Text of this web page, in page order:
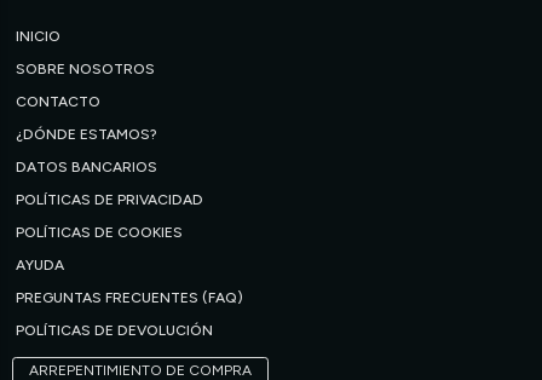
INICIO
SOBRE NOSOTROS
CONTACTO
¿DÓNDE ESTAMOS?
DATOS BANCARIOS
POLÍTICAS DE PRIVACIDAD
POLÍTICAS DE COOKIES
AYUDA
PREGUNTAS FRECUENTES (FAQ)
POLÍTICAS DE DEVOLUCIÓN
ARREPENTIMIENTO DE COMPRA